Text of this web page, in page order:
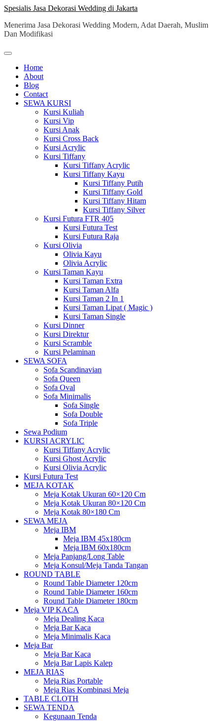
Skip
content
Spesialis Jasa Dekorasi Wedding di Jakarta
Menerima Jasa Dekorasi Wedding Modern, Adat Daerah, Muslim
Dan Modifikasi
Home
About
Blog
Contact
SEWA KURSI
Kursi Kuliah
Kursi Vip
Kursi Anak
Kursi Cross Back
Kursi Acrylic
Kursi Tiffany
Kursi Tiffany Acrylic
Kursi Tiffany Kayu
Kursi Tiffany Putih
Kursi Tiffany Gold
Kursi Tiffany Hitam
Kursi Tiffany Silver
Kursi Futura FTR 405
Kursi Futura Test
Kursi Futura Raja
Kursi Olivia
Olivia Kayu
Olivia Acrylic
Kursi Taman Kayu
Kursi Taman Extra
Kursi Taman Alfa
Kursi Taman 2 In 1
Kursi Taman Lipat ( Magic )
Kursi Taman Single
Kursi Dinner
Kursi Direktur
Kursi Scramble
Kursi Pelaminan
SEWA SOFA
Sofa Scandinavian
Sofa Queen
Sofa Oval
Sofa Minimalis
Sofa Single
Sofa Double
Sofa Triple
Sewa Podium
KURSI ACRYLIC
Kursi Tiffany Acrylic
Kursi Ghost Acrylic
Kursi Olivia Acrylic
Kursi Futura Test
MEJA KOTAK
Meja Kotak Ukuran 60×120 Cm
Meja Kotak Ukuran 80×120 Cm
Meja Kotak 80×180 Cm
SEWA MEJA
Meja IBM
Meja IBM 45x180cm
Meja IBM 60x180cm
Meja Panjang/Long Table
Meja Konsul/Meja Tanda Tangan
ROUND TABLE
Round Table Diameter 120cm
Round Table Diameter 160cm
Round Table Diameter 180cm
Meja VIP KACA
Meja Dealing Kaca
Meja Bar Kaca
Meja Minimalis Kaca
Meja Bar
Meja Bar Kaca
Meja Bar Lapis Kalep
MEJA RIAS
Meja Rias Portable
Meja Rias Kombinasi Meja
TABLE CLOTH
SEWA TENDA
Kegunaan Tenda